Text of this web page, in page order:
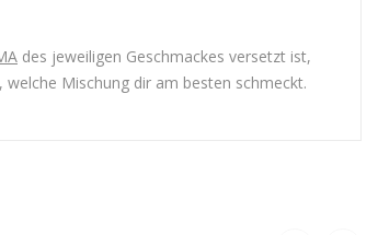
des jeweiligen Geschmackes versetzt ist,
Mischung dir am besten schmeckt.